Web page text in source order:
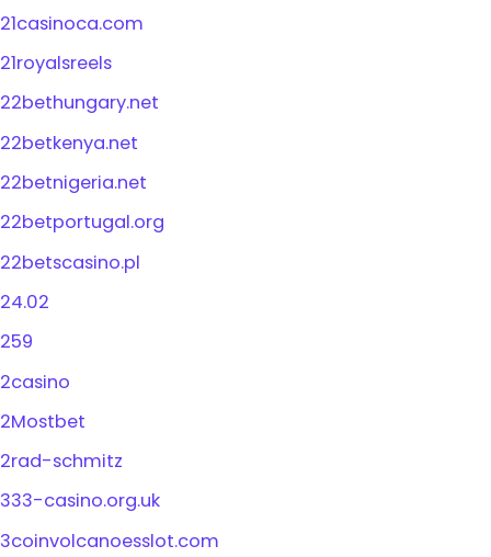
21casinoca.com
21royalsreels
22bethungary.net
22betkenya.net
22betnigeria.net
22betportugal.org
22betscasino.pl
24.02
259
2casino
2Mostbet
2rad-schmitz
333-casino.org.uk
3coinvolcanoesslot.com